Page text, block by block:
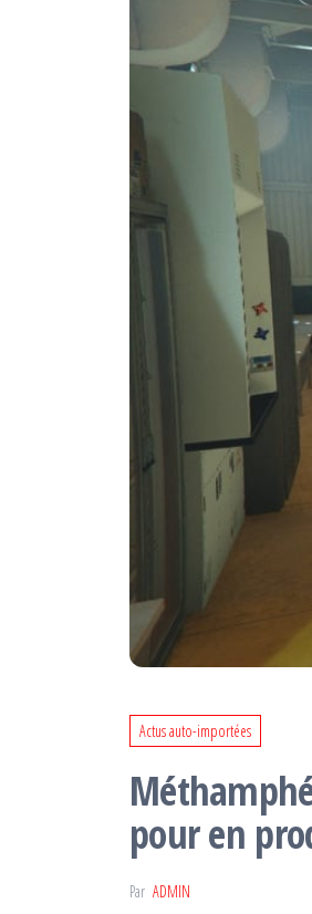
Actus auto-importées
pour en
Par ADMIN